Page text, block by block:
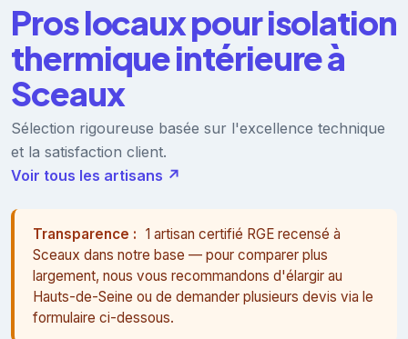
Pros locaux pour isolation
thermique intérieure à
Sceaux
Sélection rigoureuse basée sur l'excellence technique
et la satisfaction client.
Voir tous les artisans ↗
Transparence : 1 artisan certifié RGE recensé à
Sceaux dans notre base — pour comparer plus
largement, nous vous recommandons d'élargir au
Hauts-de-Seine ou de demander plusieurs devis via le
formulaire ci-dessous.